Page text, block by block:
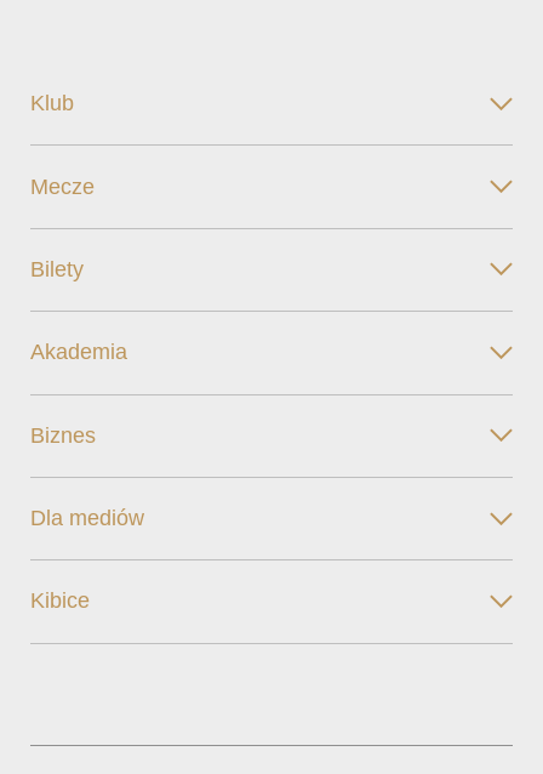
Klub
Mecze
Bilety
Akademia
Biznes
Dla mediów
Kibice